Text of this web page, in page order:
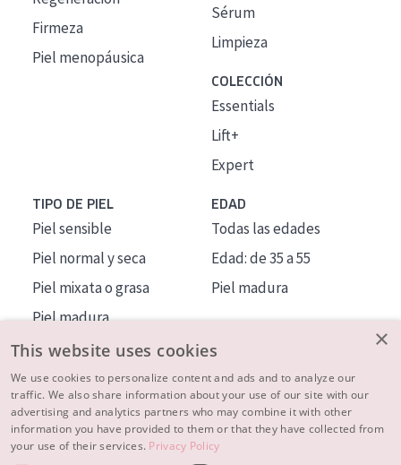
Firmeza
Piel menopáusica
Sérum
Limpieza
COLECCIÓN
Essentials
Lift+
Expert
TIPO DE PIEL
Piel sensible
Piel normal y seca
Piel mixata o grasa
Piel madura
Piel expuesta al sol
Piel menopáusica
EDAD
Todas las edades
Edad: de 35 a 55
Piel madura
MÁS SOBRE NOSOTROS
INSPIRACIÓN
×
This website uses cookies
We use cookies to personalize content and ads and to analyze our
traffic. We also share information about your use of our site with our
advertising and analytics partners who may combine it with other
information you have provided to them or that they have collected from
your use of their services. Privacy Policy